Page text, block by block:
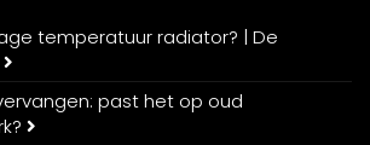
temperatuur radiator? | De
past het op oud